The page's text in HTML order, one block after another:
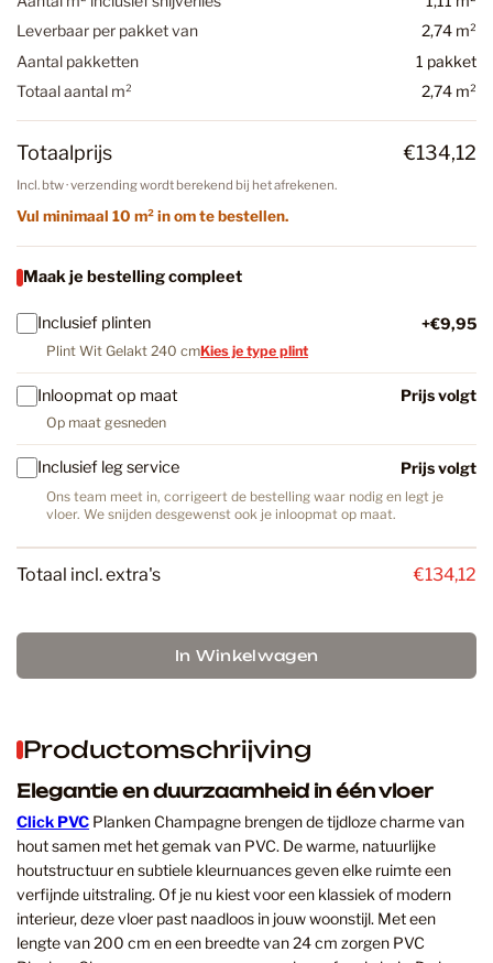
Leverbaar per pakket van
2,74 m²
Aantal pakketten
1 pakket
Totaal aantal m²
2,74 m²
Totaalprijs €134,12
Incl. btw · verzending wordt berekend bij het afrekenen.
Vul minimaal 10 m² in om te bestellen.
Maak je bestelling compleet
Inclusief plinten +€9,95
Plint Wit Gelakt 240 cmKies je type plint
Inloopmat op maat Prijs volgt
Op maat gesneden
Inclusief leg service Prijs volgt
Ons team meet in, corrigeert de bestelling waar nodig en legt je
vloer. We snijden desgewenst ook je inloopmat op maat.
Totaal incl. extra's €134,12
In Winkelwagen
Productomschrijving
Elegantie en duurzaamheid in één vloer
Click PVC Planken Champagne brengen de tijdloze charme van
hout samen met het gemak van PVC. De warme, natuurlijke
houtstructuur en subtiele kleurnuances geven elke ruimte een
verfijnde uitstraling. Of je nu kiest voor een klassiek of modern
interieur, deze vloer past naadloos in jouw woonstijl. Met een
lengte van 200 cm en een breedte van 24 cm zorgen PVC